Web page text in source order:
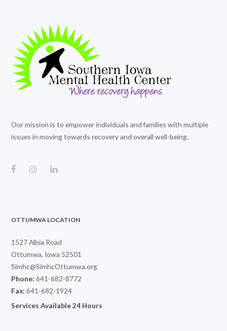
Our mission is to empower individuals and families with multiple
issues in moving towards recovery and overall well-being.
OTTUMWA LOCATION
1527 Albia Road
Ottumwa, Iowa 52501
Simhc@SimhcOttumwa.org
Phone: 641-682-8772
Fax: 641-682-1924
Services Available 24 Hours